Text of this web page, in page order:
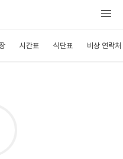
시간표 식단표 비상 연락처